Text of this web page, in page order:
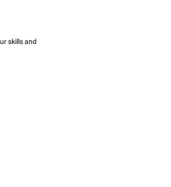
skills and